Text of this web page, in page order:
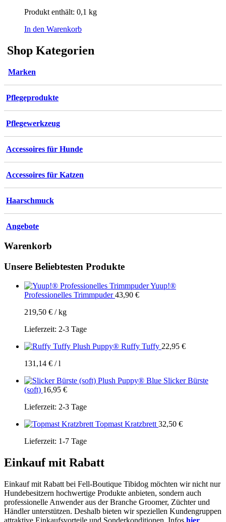
Produkt enthält: 0,1 kg
In den Warenkorb
Shop Kategorien
Marken
Pflegeprodukte
Pflegewerkzeug
Accessoires für Hunde
Accessoires für Katzen
Haarschmuck
Angebote
Warenkorb
Unsere Beliebtesten Produkte
Yuup!®
Professionelles Trimmpuder 43,90 €
219,50 € /kg
Lieferzeit: 2-3 Tage
Plush Puppy® Ruffy Tuffy 22,95 €
131,14 € /l
Plush Puppy® Blue Slicker Bürste
(soft) 16,95 €
Lieferzeit: 2-3 Tage
Topmast Kratzbrett 32,50 €
Lieferzeit: 1-7 Tage
Einkauf mit Rabatt
Einkauf mit Rabatt bei Fell-Boutique Tibidog möchten wir nicht nur
Hundebesitzern hochwertige Produkte anbieten, sondern auch
professionelle Anwender aus der Branche Groomer, Züchter und
Händler unterstützen. Deshalb bieten wir speziellen Kundengruppen